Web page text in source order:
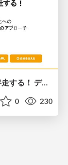
『モンスターストライク』 の運営に伴走する！ データ民主化への 解析グループの3つのアプローチ
0 230